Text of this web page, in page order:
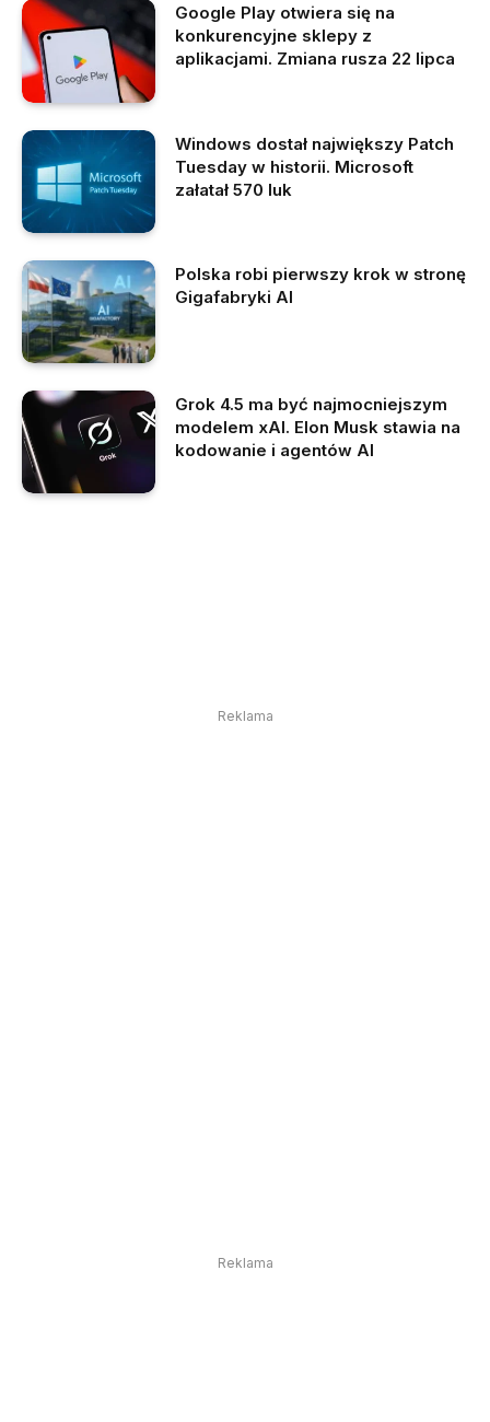
Google Play otwiera się na
konkurencyjne sklepy z
aplikacjami. Zmiana rusza 22 lipca
Windows dostał największy Patch
Tuesday w historii. Microsoft
załatał 570 luk
Polska robi pierwszy krok w stronę
Gigafabryki AI
Grok 4.5 ma być najmocniejszym
modelem xAI. Elon Musk stawia na
kodowanie i agentów AI
Reklama
Reklama